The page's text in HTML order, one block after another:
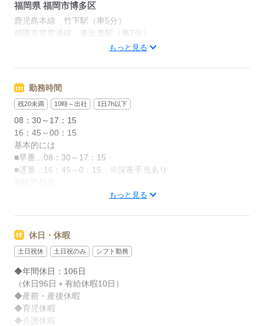
・社員旅行/海外研修
◆試用期間あり
雇用形態：アルバイト・パート
（習熟度により短縮の可能性あり。最長でも6ヶ月までとなりま
…研修期間は時給1,300円となります。
深夜時給1625円～
【交通費備考】
※社内規定支給
☆原付・二輪・自動車でも毎日支給されます☆
応募する
福岡県 福岡市博多区
鹿児島本線 竹下駅（車5分）
福岡市営空港線 東比恵駅（車7分）
九州新幹線 博多駅（車8分）もっと見る
勤務時間
残20未満 10時～出社 1日7h以下
08：30～17：15
16：45～00：15
基本的には
■早番…08：30～17：15
■遅番…16：45～0：15 ※深夜手当あり
◇休憩時間はお弁当やカップ麺などを食べながら、
楽しくおしゃべりしています♪
◆有給休暇：10日
◆産前・産後休暇
◆育児休暇
◆介護休暇
もっと見る
休日・休暇
土日祝休 土日祝のみ シフト勤務
◆年間休日：106日
（休日96日＋有給休暇10日）
◆産前・産後休暇
◆育児休暇
◆介護休暇